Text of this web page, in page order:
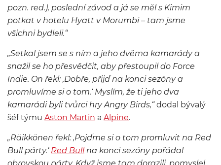
pozn. red.), poslední závod a já se měl s Kimim
potkat v hotelu Hyatt v Morumbi – tam jsme
všichni bydleli.“
„Setkal jsem se s ním a jeho dvěma kamarády a
snažil se ho přesvědčit, aby přestoupil do Force
Indie. On řekl: ‚Dobře, přijď na konci sezóny a
promluvíme si o tom.‘ Myslím, že ti jeho dva
kamarádi byli tvůrci hry Angry Birds,“dodal bývalý
šéf týmu Aston Martin a Alpine.
„Räikkönen řekl: ‚Pojďme si o tom promluvit na Red
Bull párty.‘ Red Bullna konci sezóny pořádal